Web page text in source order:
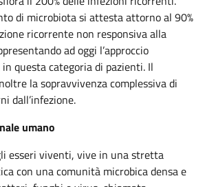
di microbiota si attesta attorno al 90%
ricorrente non responsiva alla
ad oggi l’approccio
questa categoria di pazienti. Il
la sopravvivenza complessiva di
dall’infezione.
umano
esseri viventi, vive in una stretta
con una comunità microbica densa e